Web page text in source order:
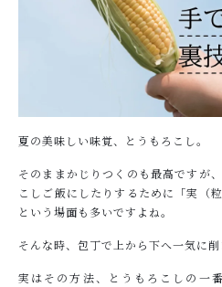
PRIVACY
プライバシーポリシー
お問い
夏の美味しい味覚、とうもろこし。
そのままかじりつくのも最高ですが
こしご飯にしたりするために「実（
という場面も多いですよね。
そんな時、包丁で上から下へ一気に
実はその方法、とうもろこしの一